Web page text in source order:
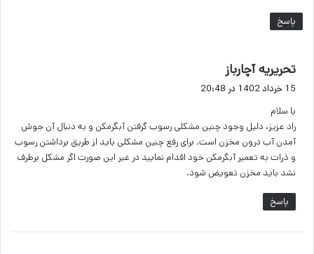
پاسخ
تحریریه آچارباز
ف
15 خرداد 1402 در 20:48
با سلام
راد عزیز، دلیل وجود چنین مشکلی رسوب گرفتن آبگرمکن و به دنبال آن جوش
آمدن آب درون مخزن است. برای رفع چنین مشکلی باید از طریق برداشتن رسوب
و ذرات به تعمیر آبگرمکن خود اقدام نمایید در غیر این صورت اگر مشکل برطرف
نشد باید مخزن تعویض شود.
پاسخ